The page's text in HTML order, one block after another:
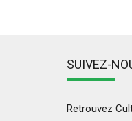
SUIVEZ-
Retrouvez